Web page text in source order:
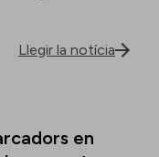
Llegir la notícia
en